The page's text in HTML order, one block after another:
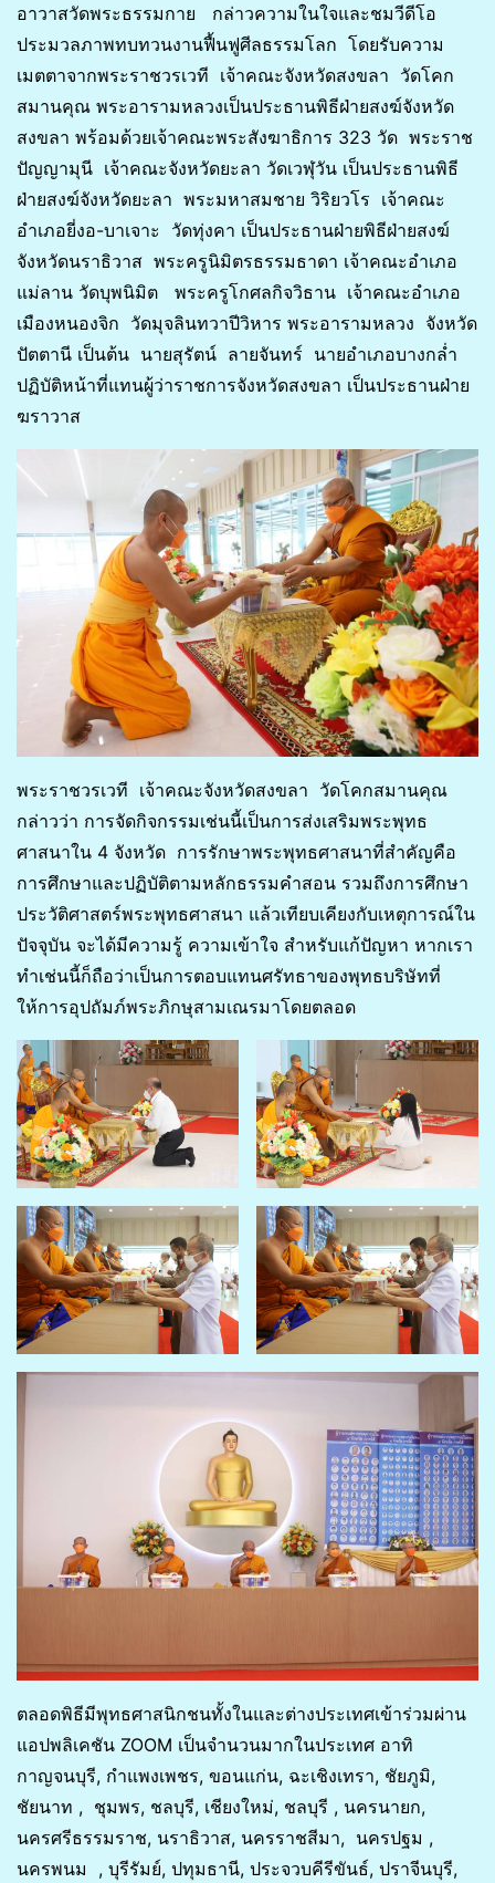
อาวาสวัดพระธรรมกาย กล่าวความในใจและชมวีดีโอ
ประมวลภาพทบทวนงานฟื้นฟูศีลธรรมโลก โดยรับความ
เมตตาจากพระราชวรเวที เจ้าคณะจังหวัดสงขลา วัดโคก
สมานคุณ พระอารามหลวงเป็นประธานพิธีฝ่ายสงฆ์จังหวัด
สงขลา พร้อมด้วยเจ้าคณะพระสังฆาธิการ 323 วัด พระราช
ปัญญามุนี เจ้าคณะจังหวัดยะลา วัดเวฬุวัน เป็นประธานพิธี
ฝ่ายสงฆ์จังหวัดยะลา พระมหาสมชาย วิริยวโร เจ้าคณะ
อำเภอยี่งอ-บาเจาะ วัดทุ่งคา เป็นประธานฝ่ายพิธีฝ่ายสงฆ์
จังหวัดนราธิวาส พระครูนิมิตรธรรมธาดา เจ้าคณะอำเภอ
แม่ลาน วัดบุพนิมิต พระครูโกศลกิจวิธาน เจ้าคณะอำเภอ
เมืองหนองจิก วัดมุจลินทวาปีวิหาร พระอารามหลวง จังหวัด
ปัตตานี เป็นต้น นายสุรัตน์ ลายจันทร์ นายอำเภอบางกล่ำ
ปฏิบัติหน้าที่แทนผู้ว่าราชการจังหวัดสงขลา เป็นประธานฝ่าย
ฆราวาส
พระราชวรเวที เจ้าคณะจังหวัดสงขลา วัดโคกสมานคุณ
กล่าวว่า การจัดกิจกรรมเช่นนี้เป็นการส่งเสริมพระพุทธ
ศาสนาใน 4 จังหวัด การรักษาพระพุทธศาสนาที่สำคัญคือ
การศึกษาและปฏิบัติตามหลักธรรมคำสอน รวมถึงการศึกษา
ประวัติศาสตร์พระพุทธศาสนา แล้วเทียบเคียงกับเหตุการณ์ใน
ปัจจุบัน จะได้มีความรู้ ความเข้าใจ สำหรับแก้ปัญหา หากเรา
ทำเช่นนี้ก็ถือว่าเป็นการตอบแทนศรัทธาของพุทธบริษัทที่
ให้การอุปถัมภ์พระภิกษุสามเณรมาโดยตลอด
ตลอดพิธีมีพุทธศาสนิกชนทั้งในและต่างประเทศเข้าร่วมผ่าน
แอปพลิเคชัน ZOOM เป็นจำนวนมากในประเทศ อาทิ
กาญจนบุรี, กำแพงเพชร, ขอนแก่น, ฉะเชิงเทรา, ชัยภูมิ,
ชัยนาท , ชุมพร, ชลบุรี, เชียงใหม่, ชลบุรี , นครนายก,
นครศรีธรรมราช, นราธิวาส, นครราชสีมา, นครปฐม ,
นครพนม , บุรีรัมย์, ปทุมธานี, ประจวบคีรีขันธ์, ปราจีนบุรี,